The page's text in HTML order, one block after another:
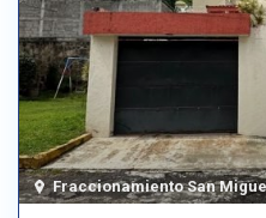
Fraccionamiento San